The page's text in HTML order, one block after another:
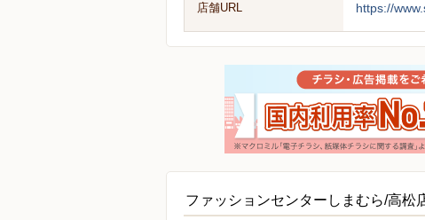
店舗URL https://
ファッションセンターしまむら/高松